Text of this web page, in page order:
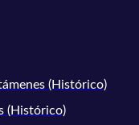
(Histórico)
(Histórico)